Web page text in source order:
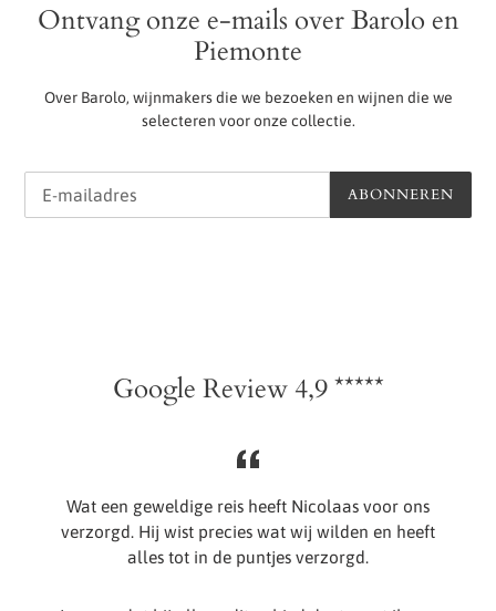
Ontvang onze e-mails over Barolo en
Piemonte
Over Barolo, wijnmakers die we bezoeken en wijnen die we
selecteren voor onze collectie.
ABONNEREN
Google Review 4,9 *****
Wat een geweldige reis heeft Nicolaas voor ons
verzorgd. Hij wist precies wat wij wilden en heeft
alles tot in de puntjes verzorgd.